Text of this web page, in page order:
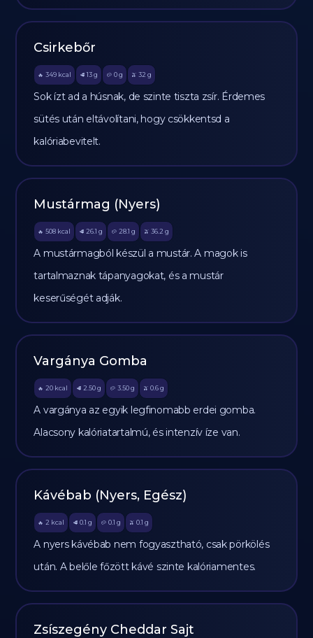
Csirkebőr
🔥 349 kcal 🥩 13 g 🥔 0g 🫒 32 g
Sok ízt ad a húsnak, de szinte tiszta zsír. Érdemes
sütés után eltávolítani, hogy csökkentsd a
kalóriabevitelt.
Mustármag (Nyers)
🔥 508 kcal 🥩 26.1 g 🥔 28.1 g 🫒 36.2 g
A mustármagból készül a mustár. A magok is
tartalmaznak tápanyagokat, és a mustár
keserűségét adják.
Vargánya Gomba
🔥 20 kcal 🥩 2.50 g 🥔 3.50g 🫒 0.6 g
A vargánya az egyik legfinomabb erdei gomba.
Alacsony kalóriatartalmú, és intenzív íze van.
Kávébab (Nyers, Egész)
🔥 2 kcal 🥩 0.1 g 🥔 0.1 g 🫒 0.1 g
A nyers kávébab nem fogyasztható, csak pörkölés
után. A belőle főzött kávé szinte kalóriamentes.
Zsíszegény Cheddar Sajt